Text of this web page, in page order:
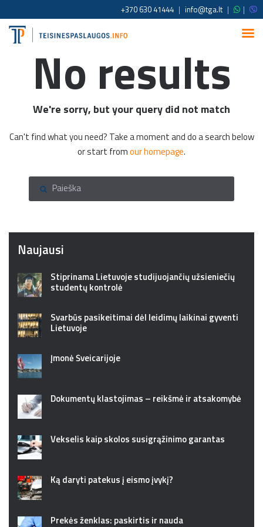
+370 630 41444 | info@tga.lt | |
No results
We're sorry, but your query did not match
Can't find what you need? Take a moment and do a search below
or start fromour homepage.
Naujausi
Stiprinama Lietuvoje studijuojančių užsieniečių
studentų kontrolė
Svarbūs pasikeitimai dėl leidimų laikinai gyventi
Lietuvoje
Įmonė Šveicarijoje
Dokumentų klastojimas – reikšmė ir atsakomybė
Vekselis kaip skolos susigrąžinimo garantas
Ką daryti patekus į eismo įvykį?
Prekės ženklas: paskirtis ir nauda